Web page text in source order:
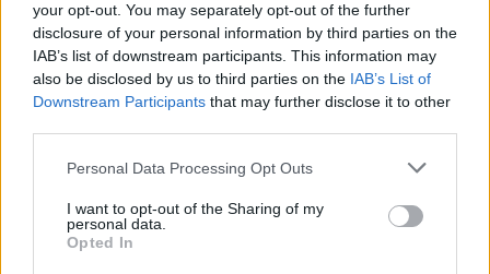
your opt-out. You may separately opt-out of the further
disclosure of your personal information by third parties on the
IAB’s list of downstream participants. This information may
also be disclosed by us to third parties on the IAB’s List of
Downstream Participants that may further disclose it to other
Personal Data Processing Opt Outs
I want to opt-out of the Sharing of my
personal data.
Opted In